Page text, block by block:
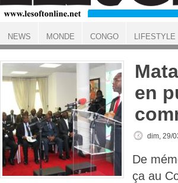
ACCUEIL
en
dim, 29/
De
ça au
NEWS MONDE CONGO LIFESTYLE